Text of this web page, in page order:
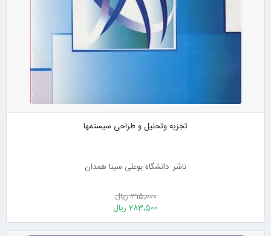
تجزیه وتحلیل و طراحی سیستمها
ناشر: دانشگاه بوعلی سینا همدان
315٬000 ریال
283٬500 ریال